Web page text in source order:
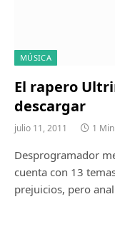
MÚSICA
El rapero
descargar
julio 11, 2011 1
Desprogramador
cuenta con 13
prejuicios, pero